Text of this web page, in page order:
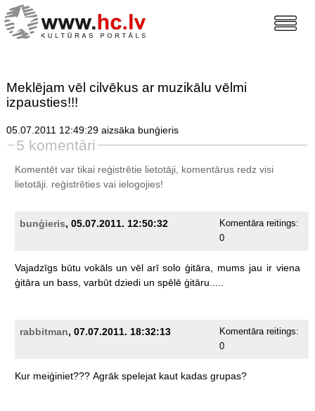
Meklējam vēl cilvēkus ar muzikālu vēlmi
izpausties!!!
05.07.2011 12:49:29 aizsāka bunģieris
5 komentāri
Komentēt var tikai reģistrētie lietotāji, komentārus redz visi
lietotāji. reģistrētiesvai ielogojies!
bunģieris, 05.07.2011. 12:50:32
Komentāra reitings:
0
Vajadzīgs būtu vokāls un vēl arī solo ģitāra, mums jau ir viena
ģitāra un bass, varbūt dziedi un spēlē ģitāru.....
rabbitman, 07.07.2011. 18:32:13
Komentāra reitings:
0
Kur meiģiniet??? Agrāk spelejat kaut kadas grupas?